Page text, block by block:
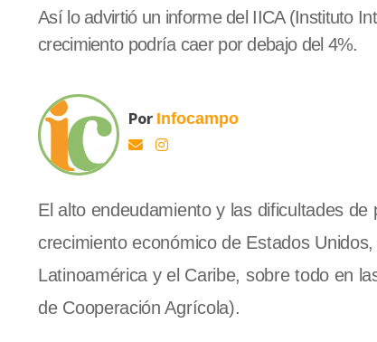
Así lo advirtió un informe del IICA (Instituto
crecimiento podría caer por debajo del 4%.
Por Infocampo
El alto endeudamiento y las dificultades
crecimiento económico de Estados
Latinoamérica y el Caribe, sobre todo en
de Cooperación Agrícola).